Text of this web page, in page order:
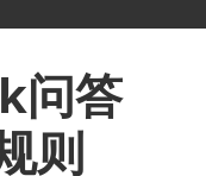
问答
则